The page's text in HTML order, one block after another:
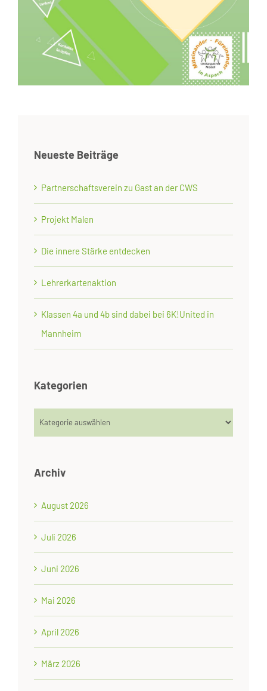
Neueste Beiträge
Partnerschaftsverein zu Gast an der CWS
Projekt Malen
Die innere Stärke entdecken
Lehrerkartenaktion
Klassen 4a und 4b sind dabei bei 6K!United in
Mannheim
Kategorien
Kategorien
Archiv
August 2026
Juli 2026
Juni 2026
Mai 2026
April 2026
März 2026